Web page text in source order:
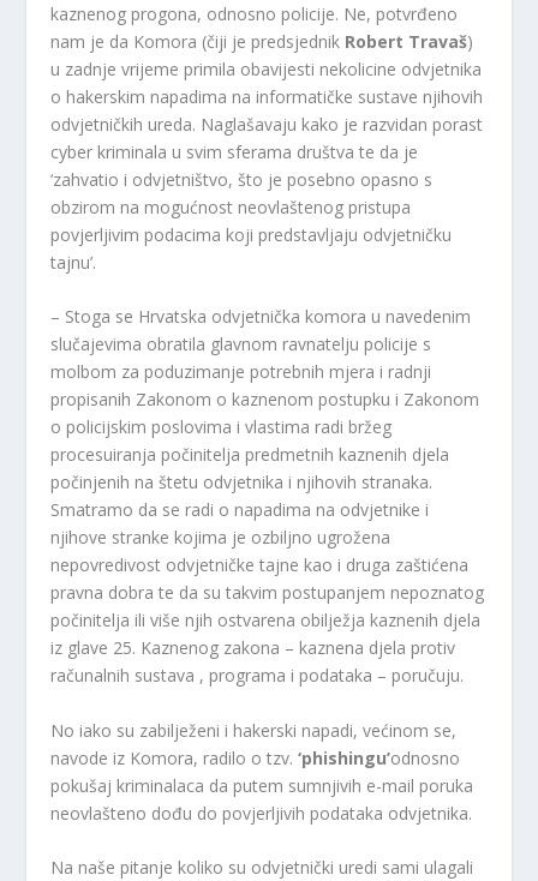
kaznenog progona, odnosno policije. Ne, potvrđeno
nam je da Komora (čiji je predsjednik Robert Travaš)
u zadnje vrijeme primila obavijesti nekolicine odvjetnika
o hakerskim napadima na informatičke sustave njihovih
odvjetničkih ureda. Naglašavaju kako je razvidan porast
cyber kriminala u svim sferama društva te da je
‘zahvatio i odvjetništvo, što je posebno opasno s
obzirom na mogućnost neovlaštenog pristupa
povjerljivim podacima koji predstavljaju odvjetničku
tajnu’.
– Stoga se Hrvatska odvjetnička komora u navedenim
slučajevima obratila glavnom ravnatelju policije s
molbom za poduzimanje potrebnih mjera i radnji
propisanih Zakonom o kaznenom postupku i Zakonom
o policijskim poslovima i vlastima radi bržeg
procesuiranja počinitelja predmetnih kaznenih djela
počinjenih na štetu odvjetnika i njihovih stranaka.
Smatramo da se radi o napadima na odvjetnike i
njihove stranke kojima je ozbiljno ugrožena
nepovredivost odvjetničke tajne kao i druga zaštićena
pravna dobra te da su takvim postupanjem nepoznatog
počinitelja ili više njih ostvarena obilježja kaznenih djela
iz glave 25. Kaznenog zakona – kaznena djela protiv
računalnih sustava , programa i podataka – poručuju.
No iako su zabilježeni i hakerski napadi, većinom se,
navode iz Komora, radilo o tzv.‘phishingu’odnosno
pokušaj kriminalaca da putem sumnjivih e-mail poruka
neovlašteno dođu do povjerljivih podataka odvjetnika.
Na naše pitanje koliko su odvjetnički uredi sami ulagali